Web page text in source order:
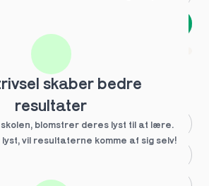
Spring over
9 for at finde den rette tutor
skaber bedre
resultater
blomstrer deres lyst til at lære.
vil resultaterne komme af sig selv!